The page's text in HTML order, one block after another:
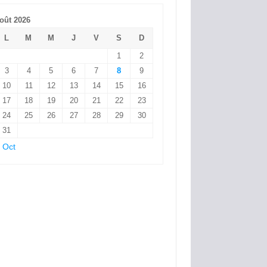
2026
L
M M J V S
D
1
2
3
4 5 6 7 8
9
10
11 12 13 14 15
16
17
18 19 20 21 22
23
24
25 26 27 28 29
30
31
Oct